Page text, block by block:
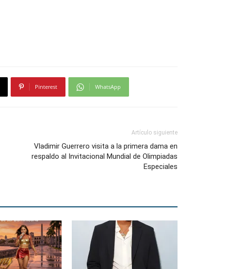
Pinterest WhatsApp
Artículo siguiente
Vladimir Guerrero visita a la primera dama en
respaldo al Invitacional Mundial de Olimpiadas
Especiales